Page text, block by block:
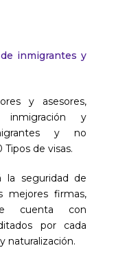
inmigrantes y
y asesores,
y
y no
de visas.
la seguridad de
mejores firmas,
cuenta con
por cada
naturalización.